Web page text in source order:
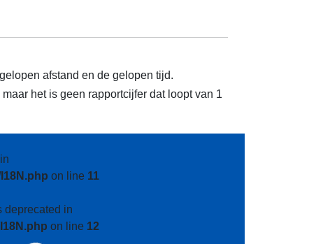
afstand en de gelopen tijd.
het is geen rapportcijfer dat loopt van 1
on line 11
deprecated in
on line 12